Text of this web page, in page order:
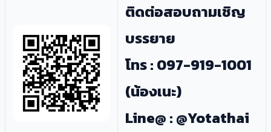
ติดต่อสอบถามเชิญ
บรรยาย
โทร : 097-919-1001
(น้องเนะ)
Line@ : @Yotathai